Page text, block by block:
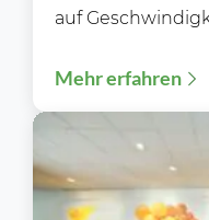
auf
Mehr erfahren